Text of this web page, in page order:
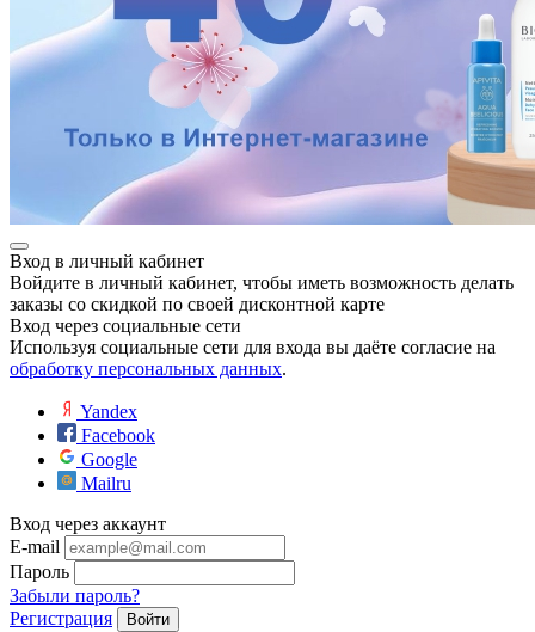
Вход в личный кабинет
Войдите в личный кабинет, чтобы иметь возможность делать
заказы со скидкой по своей дисконтной карте
Вход через социальные сети
Используя социальные сети для входа вы даёте согласие на
обработку персональных данных.
Yandex
Facebook
Google
Mailru
Вход через аккаунт
E-mail
Пароль
Забыли пароль?
Регистрация
Войти